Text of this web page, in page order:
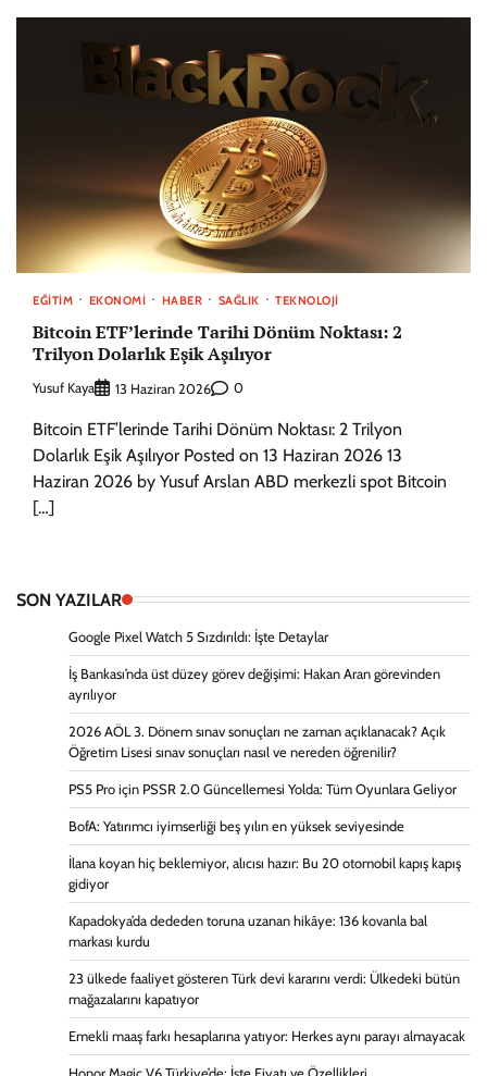
EĞITIM EKONOMI HABER SAĞLIK TEKNOLOJI
Bitcoin ETF’lerinde Tarihi Dönüm Noktası: 2
Trilyon Dolarlık Eşik Aşılıyor
Yusuf Kaya 13 Haziran 2026 0
Bitcoin ETF’lerinde Tarihi Dönüm Noktası: 2 Trilyon
Dolarlık Eşik Aşılıyor Posted on 13 Haziran 2026 13
Haziran 2026 by Yusuf Arslan ABD merkezli spot Bitcoin
[…]
SON YAZILAR
Google Pixel Watch 5 Sızdırıldı: İşte Detaylar
İş Bankası’nda üst düzey görev değişimi: Hakan Aran görevinden
ayrılıyor
2026 AÖL 3. Dönem sınav sonuçları ne zaman açıklanacak? Açık
Öğretim Lisesi sınav sonuçları nasıl ve nereden öğrenilir?
PS5 Pro için PSSR 2.0 Güncellemesi Yolda: Tüm Oyunlara Geliyor
BofA: Yatırımcı iyimserliği beş yılın en yüksek seviyesinde
İlana koyan hiç beklemiyor, alıcısı hazır: Bu 20 otomobil kapış kapış
gidiyor
Kapadokya’da dededen toruna uzanan hikâye: 136 kovanla bal
markası kurdu
23 ülkede faaliyet gösteren Türk devi kararını verdi: Ülkedeki bütün
mağazalarını kapatıyor
Emekli maaş farkı hesaplarına yatıyor: Herkes aynı parayı almayacak